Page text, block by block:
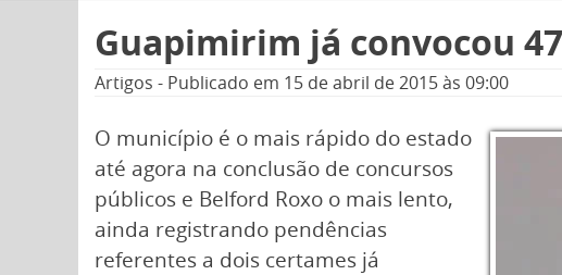
por:
Guapimirim já convocou
Artigos - Publicado em 15 de abril de 2015às 09:00
O município é o mais rápido do estado
até agora na conclusão de concursos
públicos e Belford Roxo o mais lento,
ainda registrando pendências
referentes a dois certames já